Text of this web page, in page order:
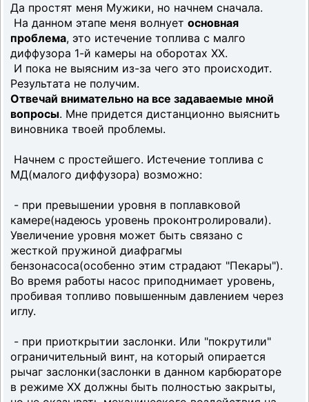
Да простят меня Мужики, но начнем сначала.
На данном этапе меня волнует основная
проблема, это истечение топлива с малго
диффузора 1-й камеры на оборотах ХХ.
И пока не выясним из-за чего это происходит.
Результата не получим.
Отвечай внимательно на все задаваемые мной
вопросы. Мне придется дистанционно выяснить
виновника твоей проблемы.
Начнем с простейшего. Истечение топлива с
МД(малого диффузора) возможно:
- при превышении уровня в поплавковой
камере(надеюсь уровень проконтролировали).
Увеличение уровня может быть связано с
жесткой пружиной диафрагмы
бензонасоса(особенно этим страдают "Пекары").
Во время работы насос приподнимает уровень,
пробивая топливо повышенным давлением через
иглу.
- при приоткрытии заслонки. Или "покрутили"
ограничительный винт, на который опирается
рычаг заслонки(заслонки в данном карбюраторе
в режиме ХХ должны быть полностью закрыты,